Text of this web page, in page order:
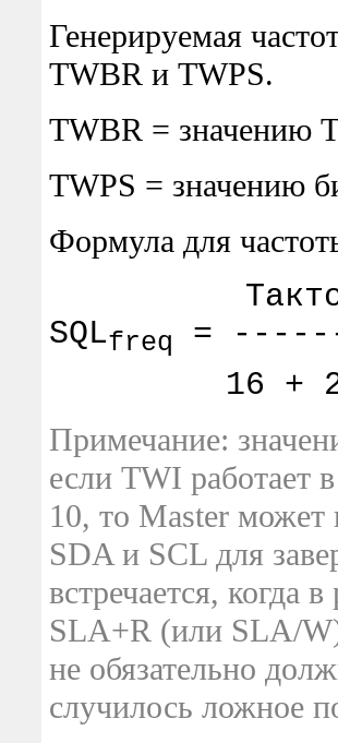
Генерируемая
TWBR и TWPS.
TWBR = значению
TWPS = значению
Формула для
Тактовая
SQLfreq
=
16 + 2 ·
Примечание:
если TWI работает
10, то Master может
SDA и SCL для
встречается, когда
SLA+R (или SLA/W)
не обязательно
случилось ложное